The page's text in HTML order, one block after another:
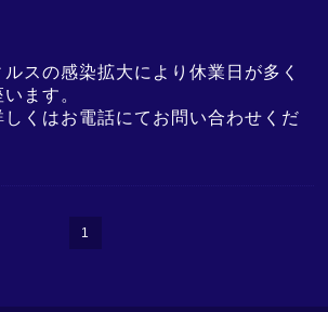
スの感染拡大により休業日が多く
ます。
くはお電話にてお問い合わせくだ
1